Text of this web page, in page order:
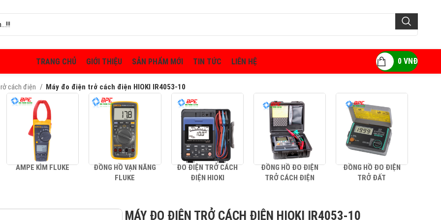
TRANG CHỦ GIỚI THIỆU SẢN PHẨM MỚI TIN TỨC LIÊN HỆ 0 VNĐ
cách điện Máy đo điện trở cách điện HIOKI IR4053-10
AMPE KÌM FLUKE
ĐỒNG HỒ VẠN NĂNG
FLUKE
ĐO ĐIỆN TRỞ CÁCH
ĐIỆN HIOKI
ĐỒNG HỒ ĐO ĐIỆN
TRỞ CÁCH ĐIỆN
ĐỒNG HỒ ĐO ĐIỆN
TRỞ ĐẤT
MÁY ĐO ĐIỆN TRỞ CÁCH ĐIỆN HIOKI IR4053-10